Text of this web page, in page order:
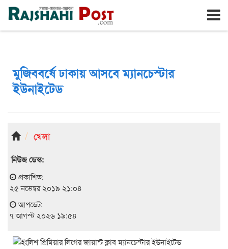
রাজশাহী শুক্রবার, ৭ই আগস্ট ২০২৬, ২৪শে শ্রাবণ ১৪৩৩
মুজিববর্ষে ঢাকায় আসবে ম্যানচেস্টার
ইউনাইটেড
খেলা
নিউজ ডেস্ক:
প্রকাশিত:
২৫ নভেম্বর ২০১৯ ২১:০৪
আপডেট:
৭ আগস্ট ২০২৬ ১৯:৫৪